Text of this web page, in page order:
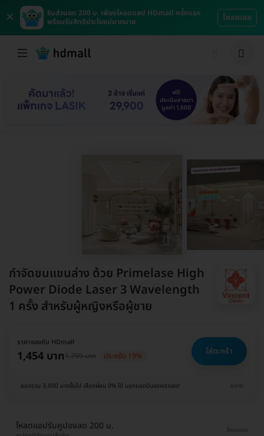
×
รับส่วนลด 200 บ. เพียงโหลดแอป HDmall ครั้งแรก
พร้อมรับสิทธิประโยชน์มากมาย
โหลดเลย
กำจัดขนแขนล่าง ด้วย Primelase High
Power Diode Laser 3 Wavelength
1 ครั้ง สำหรับผู้หญิงหรือผู้ชาย
ราคาจองกับ HDmall
1,454 บาท1,799 บาท ประหยัด 19% ใส่ตะกร้า
ยอดรวม 3,000 บาทขึ้นไป เลือกผ่อน 0% ได้ บอกแอดมินของเราเลย! ขยาย
โหลดแอปรับคูปองลด 200 บ. โหลดเลย